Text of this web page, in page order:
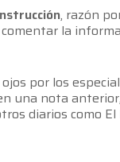
, razón
la
por los
una nota
diarios como